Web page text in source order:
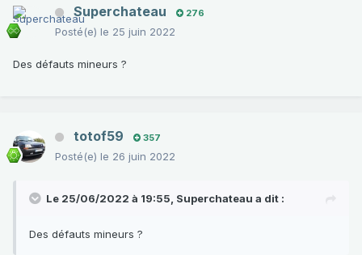
Superchateau 276
Posté(e) le 25 juin 2022
Des défauts mineurs ?
totof59 357
Posté(e) le 26 juin 2022
Le 25/06/2022 à 19:55, Superchateau a dit :
Des défauts mineurs ?